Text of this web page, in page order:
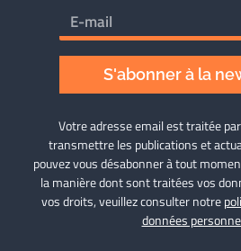
S'abonner à la
Votre adresse email est traitée
transmettre les publications et
pouvez vous désabonner à tout
la manière dont sont traitées vos
vos droits, veuillez consulter notre
données